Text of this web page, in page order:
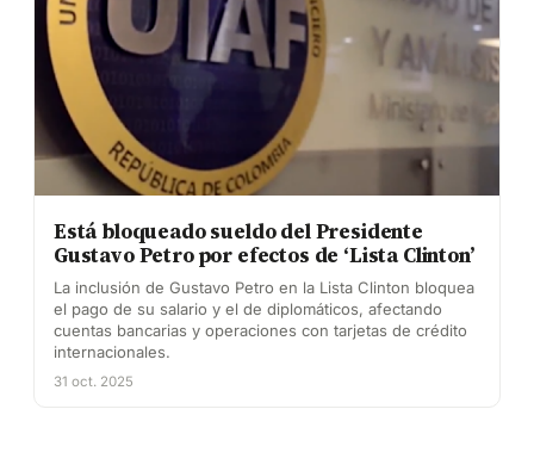
Está bloqueado sueldo del Presidente
Gustavo Petro por efectos de ‘Lista Clinton’
La inclusión de Gustavo Petro en la Lista Clinton bloquea
el pago de su salario y el de diplomáticos, afectando
cuentas bancarias y operaciones con tarjetas de crédito
internacionales.
31 oct. 2025